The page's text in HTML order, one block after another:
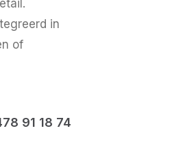
in
of
91 18 74